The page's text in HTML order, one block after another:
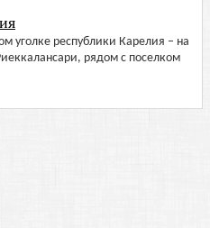
уголке республики Карелия – на
рядом с поселком